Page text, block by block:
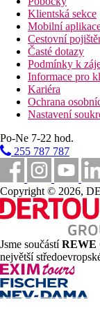
Klientská sekce
Mobilní
Cestovní
Časté dotazy
Podmínky k
Informace pro
Kariéra
Ochrana
Nastavení
Po-Ne 7-22 hod.
255 787 787
Copyright © 2026,
Jsme součástíREWE
největší